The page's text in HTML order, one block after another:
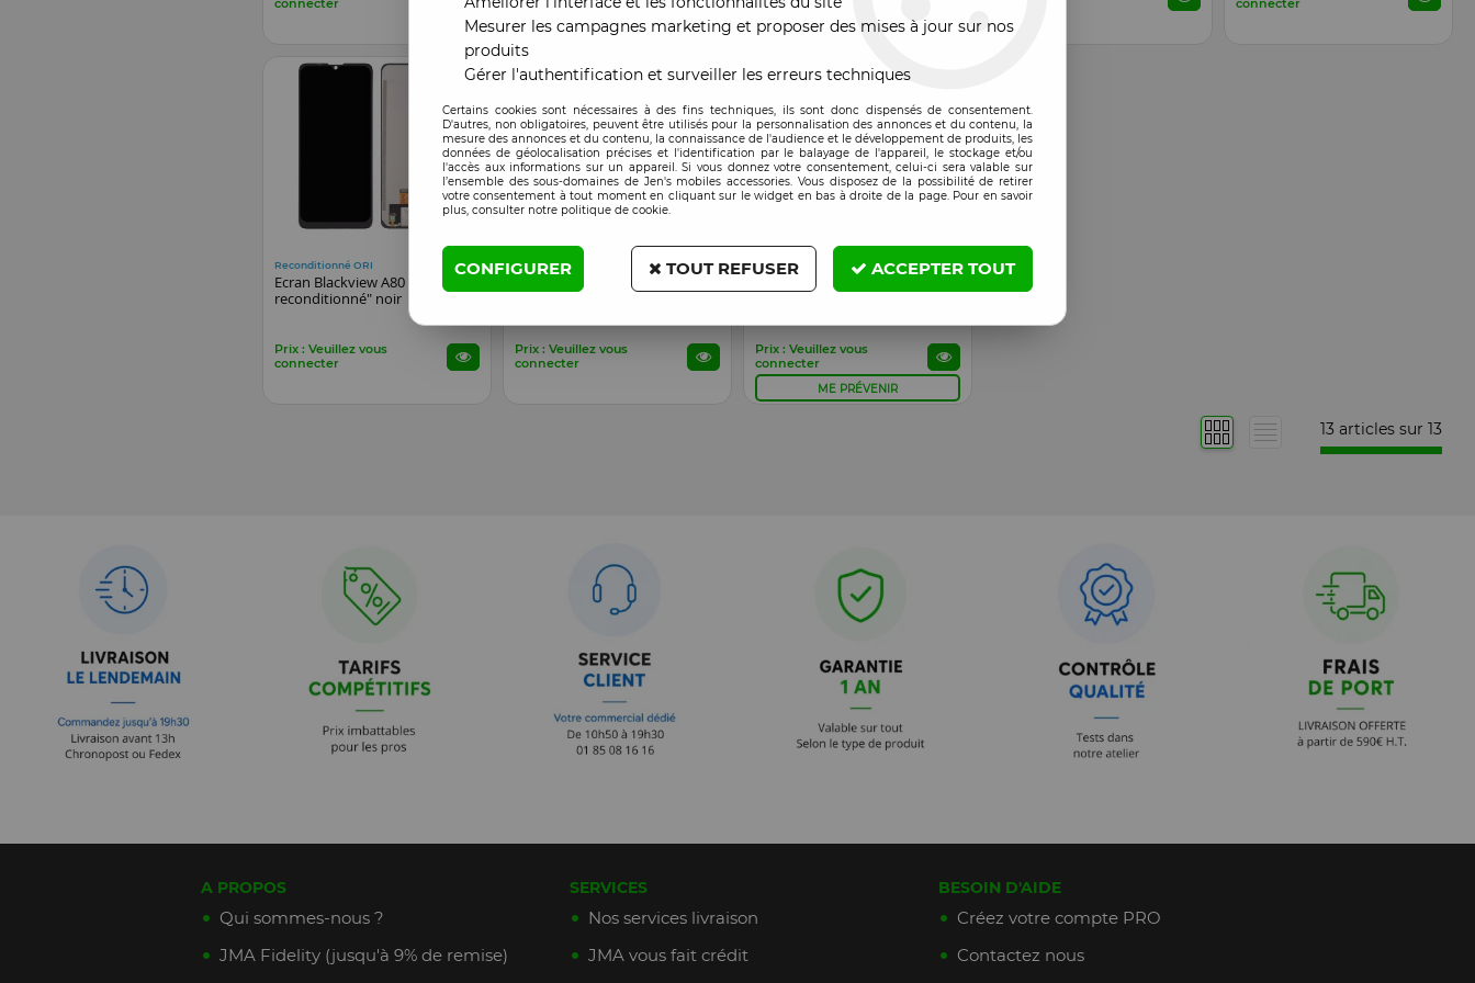
connecter
connecter
connecter
connecter
Reconditionné ORI EN STOCK
Ecran Blackview A80 "original
reconditionné" noir
Prix : Veuillez vous
connecter
Reconditionné ORI EN STOCK
Ecran Blackview A80 Pro
"original reconditionné" noir
Prix : Veuillez vous
connecter
Reconditionné ORI PROCHAINEMENT
Ecran Blackview BV5500
"original reconditionné" noir
Prix : Veuillez vous
connecter
ME PRÉVENIR
13 articles sur 13
A PROPOS
Qui sommes-nous ?
JMA Fidelity (jusqu'à 9% de remise)
SERVICES
Nos services livraison
JMA vous fait crédit
BESOIN D'AIDE
Créez votre compte PRO
Contactez nous
Mesurer les campagnes marketing et proposer des mises à jour sur nos
produits
Gérer l'authentification et surveiller les erreurs techniques
Certains cookies sont nécessaires à des fins techniques, ils sont donc dispensés de consentement.
D'autres, non obligatoires, peuvent être utilisés pour la personnalisation des annonces et du contenu, la
mesure des annonces et du contenu, la connaissance de l'audience et le développement de produits, les
données de géolocalisation précises et l'identification par le balayage de l'appareil, le stockage et/ou
l'accès aux informations sur un appareil. Si vous donnez votre consentement, celui-ci sera valable sur
l’ensemble des sous-domaines de Jen's mobiles accessories. Vous disposez de la possibilité de retirer
votre consentement à tout moment en cliquant sur le widget en bas à droite de la page. Pour en savoir
plus, consulter notre politique de cookie.
CONFIGURER TOUT REFUSER ACCEPTER TOUT